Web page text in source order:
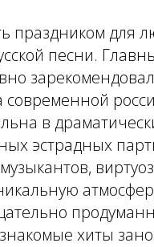
праздником для
песни.
в
эстрадных
хиты